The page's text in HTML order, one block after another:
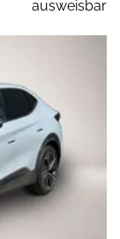
ausweisbar